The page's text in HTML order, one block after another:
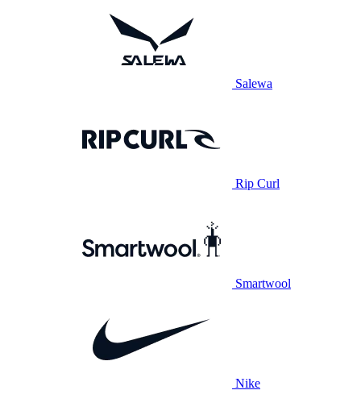
Salewa
Rip Curl
Smartwool
Nike